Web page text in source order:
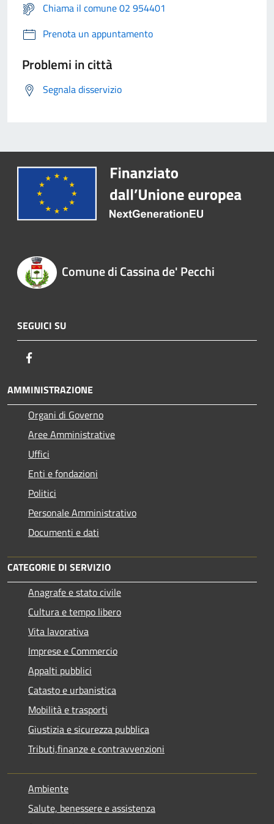
Chiama il comune 02 954401
Prenota un appuntamento
Problemi in città
Segnala disservizio
Comune di Cassina de' Pecchi
SEGUICI SU
AMMINISTRAZIONE
Organi di Governo
Aree Amministrative
Uffici
Enti e fondazioni
Politici
Personale Amministrativo
Documenti e dati
CATEGORIE DI SERVIZIO
Anagrafe e stato civile
Cultura e tempo libero
Vita lavorativa
Imprese e Commercio
Appalti pubblici
Catasto e urbanistica
Mobilità e trasporti
Giustizia e sicurezza pubblica
Tributi,finanze e contravvenzioni
Ambiente
Salute, benessere e assistenza